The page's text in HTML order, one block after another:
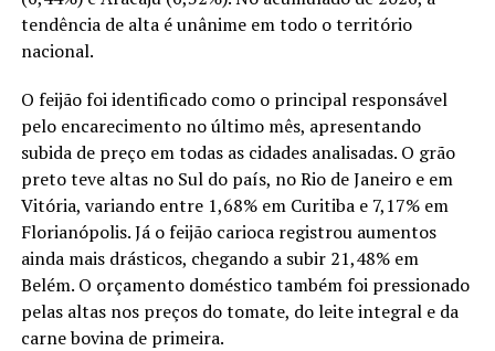
tendência de alta é unânime em todo o território
nacional.
O feijão foi identificado como o principal responsável
pelo encarecimento no último mês, apresentando
subida de preço em todas as cidades analisadas. O grão
preto teve altas no Sul do país, no Rio de Janeiro e em
Vitória, variando entre 1,68% em Curitiba e 7,17% em
Florianópolis. Já o feijão carioca registrou aumentos
ainda mais drásticos, chegando a subir 21,48% em
Belém. O orçamento doméstico também foi pressionado
pelas altas nos preços do tomate, do leite integral e da
carne bovina de primeira.